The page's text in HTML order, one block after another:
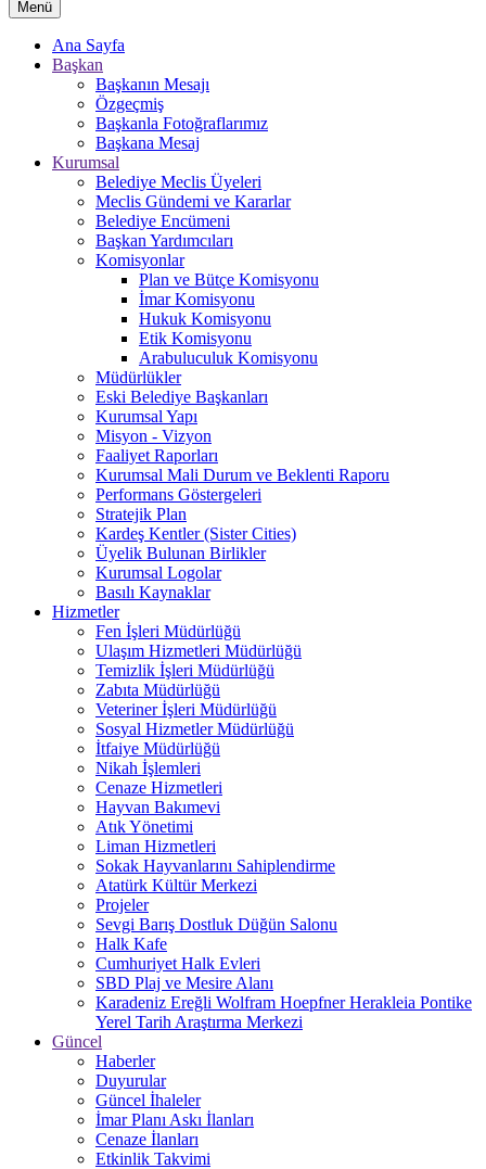
Menü
Ana Sayfa
Başkan
Başkanın Mesajı
Özgeçmiş
Başkanla Fotoğraflarımız
Başkana Mesaj
Kurumsal
Belediye Meclis Üyeleri
Meclis Gündemi ve Kararlar
Belediye Encümeni
Başkan Yardımcıları
Komisyonlar
Plan ve Bütçe Komisyonu
İmar Komisyonu
Hukuk Komisyonu
Etik Komisyonu
Arabuluculuk Komisyonu
Müdürlükler
Eski Belediye Başkanları
Kurumsal Yapı
Misyon - Vizyon
Faaliyet Raporları
Kurumsal Mali Durum ve Beklenti Raporu
Performans Göstergeleri
Stratejik Plan
Kardeş Kentler (Sister Cities)
Üyelik Bulunan Birlikler
Kurumsal Logolar
Basılı Kaynaklar
Hizmetler
Fen İşleri Müdürlüğü
Ulaşım Hizmetleri Müdürlüğü
Temizlik İşleri Müdürlüğü
Zabıta Müdürlüğü
Veteriner İşleri Müdürlüğü
Sosyal Hizmetler Müdürlüğü
İtfaiye Müdürlüğü
Nikah İşlemleri
Cenaze Hizmetleri
Hayvan Bakımevi
Atık Yönetimi
Liman Hizmetleri
Sokak Hayvanlarını Sahiplendirme
Atatürk Kültür Merkezi
Projeler
Sevgi Barış Dostluk Düğün Salonu
Halk Kafe
Cumhuriyet Halk Evleri
SBD Plaj ve Mesire Alanı
Karadeniz Ereğli Wolfram Hoepfner Herakleia Pontike
Yerel Tarih Araştırma Merkezi
Güncel
Haberler
Duyurular
Güncel İhaleler
İmar Planı Askı İlanları
Cenaze İlanları
Etkinlik Takvimi